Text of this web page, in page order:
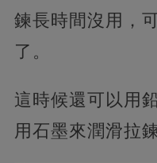
鍊長時間沒用，
了。
這時候還可以用
用石墨來潤滑拉